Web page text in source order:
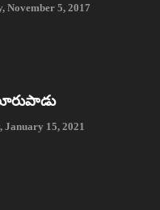
November 5, 2017
January 15, 2021